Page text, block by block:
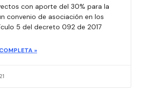
con aporte del 30% para la
convenio de asociación en los
5 del decreto 092 de 2017
»